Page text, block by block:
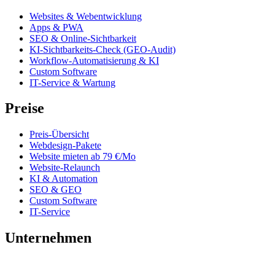
Websites & Webentwicklung
Apps & PWA
SEO & Online-Sichtbarkeit
KI-Sichtbarkeits-Check (GEO-Audit)
Workflow-Automatisierung & KI
Custom Software
IT-Service & Wartung
Preise
Preis-Übersicht
Webdesign-Pakete
Website mieten ab 79 €/Mo
Website-Relaunch
KI & Automation
SEO & GEO
Custom Software
IT-Service
Unternehmen